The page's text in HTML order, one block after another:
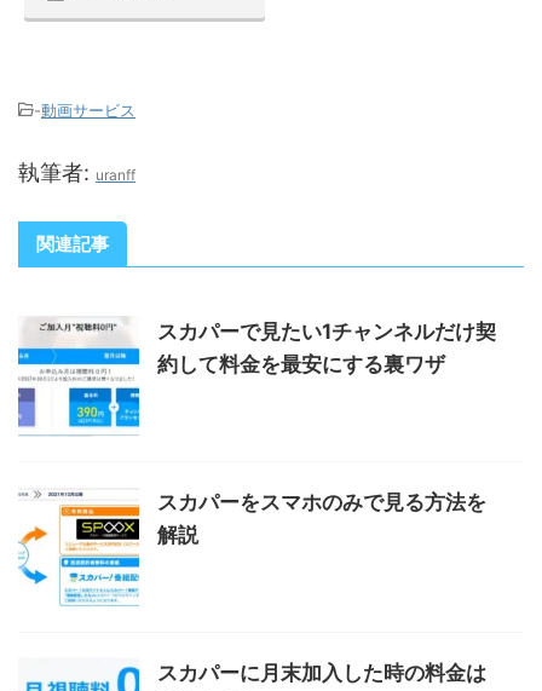
-動画サービス
執筆者: uranff
関連記事
スカパーで見たい1チャンネルだけ契
約して料金を最安にする裏ワザ
スカパーをスマホのみで見る方法を
解説
スカパーに月末加入した時の料金は